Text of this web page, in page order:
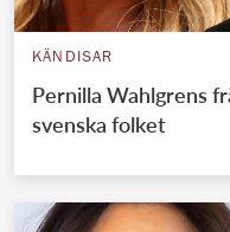
KÄNDISAR
Pernilla Wahlgrens
svenska folket